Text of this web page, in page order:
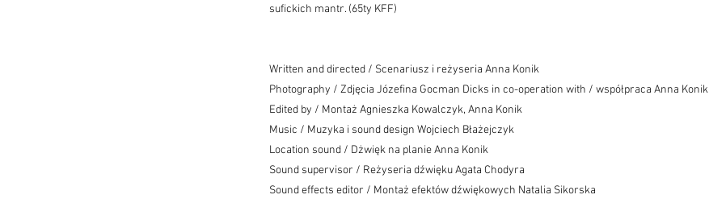
sufickich mantr. (65ty KFF)
Written and directed / Scenariusz i reżyseria Anna Konik
Photography / Zdjęcia Józefina Gocman Dicks in co-operation with / współpraca Anna Konik
Edited by / Montaż Agnieszka Kowalczyk, Anna Konik
Music / Muzyka i sound design Wojciech Błażejczyk
Location sound / Dżwięk na planie Anna Konik
Sound supervisor / Reżyseria dźwięku Agata Chodyra
Sound effects editor / Montaż efektów dźwiękowych Natalia Sikorska